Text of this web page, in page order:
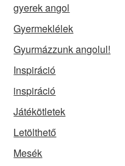
gyerek angol
Gyermeklélek
Gyurmázzunk angolul!
Inspiráció
inspiráció
Játékötletek
Letölthető
Mesék